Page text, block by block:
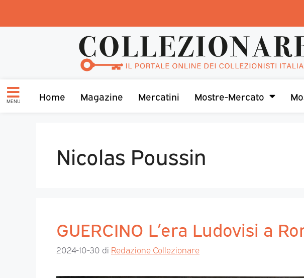
MENU Home Magazine Mercatini Mostre-Mercato
Nicolas Poussin
GUERCINO L’era Ludovisi a
2024-10-30 di Redazione Collezionare